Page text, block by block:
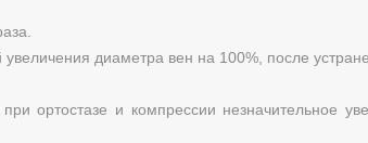
диаметра вен на 100%, после
ортостазе и компрессии незначительное